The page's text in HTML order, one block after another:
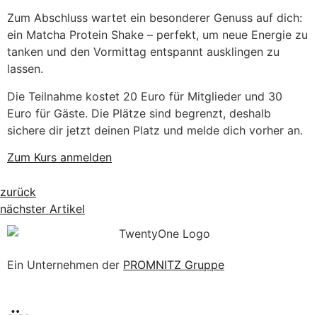
Zum Abschluss wartet ein besonderer Genuss auf dich:
ein Matcha Protein Shake – perfekt, um neue Energie zu
tanken und den Vormittag entspannt ausklingen zu
lassen.
Die Teilnahme kostet 20 Euro für Mitglieder und 30
Euro für Gäste. Die Plätze sind begrenzt, deshalb
sichere dir jetzt deinen Platz und melde dich vorher an.
Zum Kurs anmelden
zurück
nächster Artikel
Ein Unternehmen der PROMNITZ Gruppe